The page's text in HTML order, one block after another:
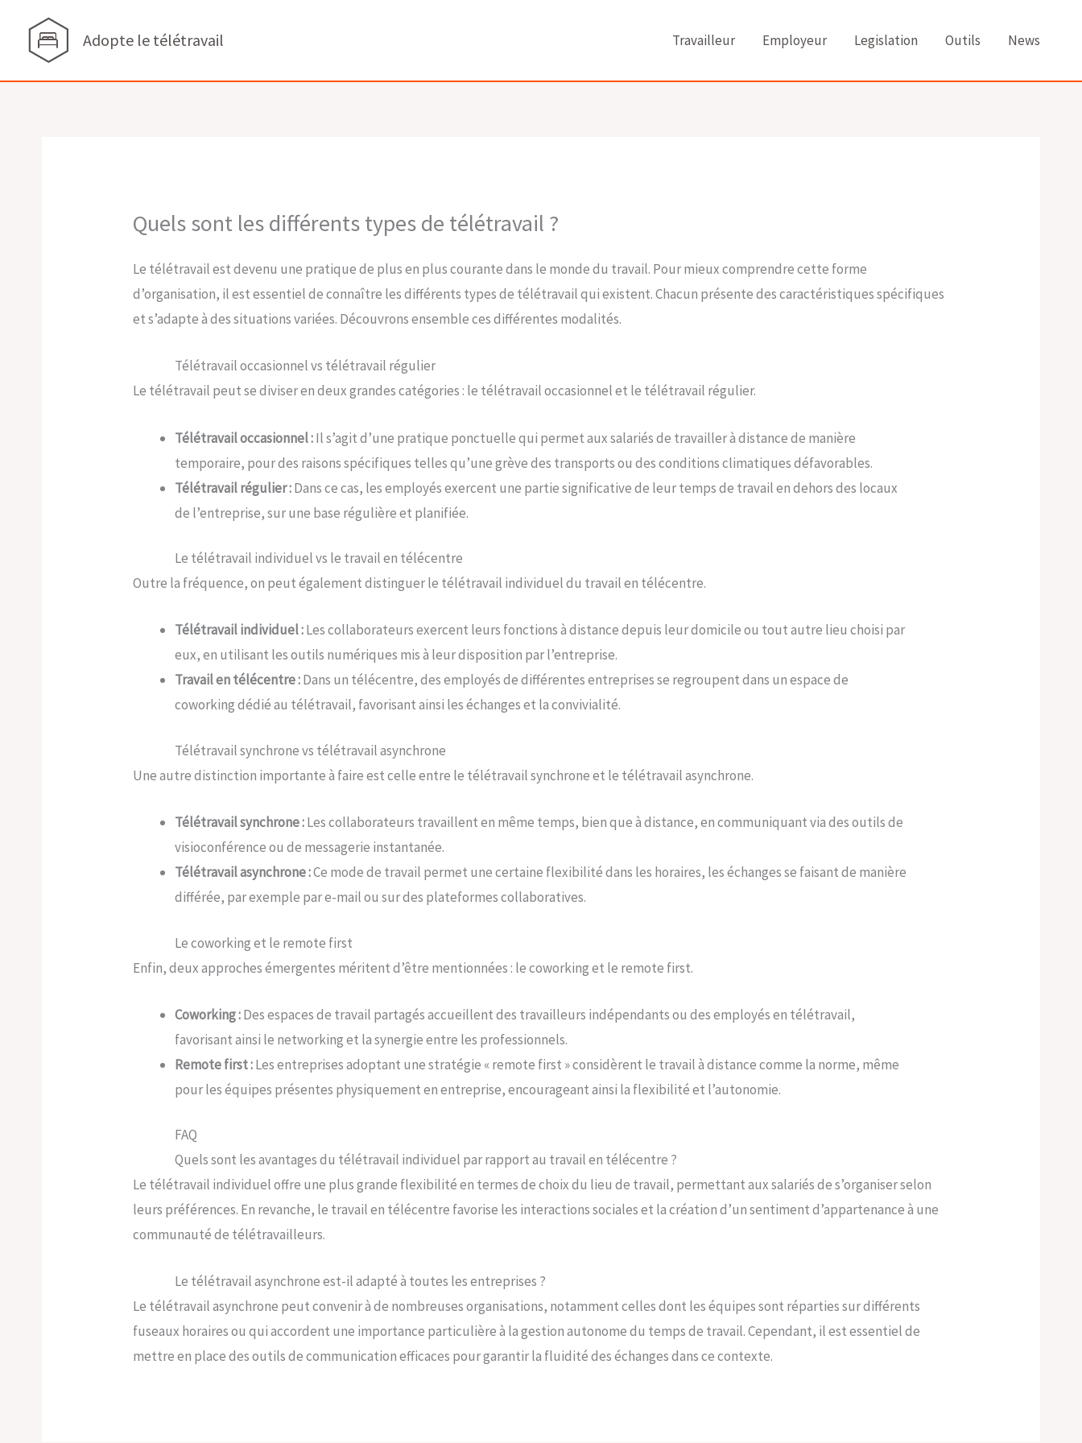
contenu
Adopte le télétravail Travailleur Employeur Legislation Outils News
Quels sont les différents types de télétravail ?
Le télétravail est devenu une pratique de plus en plus courante dans le monde du travail. Pour mieux comprendre cette forme
d’organisation, il est essentiel de connaître les différents types de télétravail qui existent. Chacun présente des caractéristiques spécifiques
et s’adapte à des situations variées. Découvrons ensemble ces différentes modalités.
Télétravail occasionnel vs télétravail régulier
Le télétravail peut se diviser en deux grandes catégories : le télétravail occasionnel et le télétravail régulier.
Télétravail occasionnel :Il s’agit d’une pratique ponctuelle qui permet aux salariés de travailler à distance de manière
temporaire, pour des raisons spécifiques telles qu’une grève des transports ou des conditions climatiques défavorables.
Télétravail régulier :Dans ce cas, les employés exercent une partie significative de leur temps de travail en dehors des locaux
de l’entreprise, sur une base régulière et planifiée.
Le télétravail individuel vs le travail en télécentre
Outre la fréquence, on peut également distinguer le télétravail individuel du travail en télécentre.
Télétravail individuel :Les collaborateurs exercent leurs fonctions à distance depuis leur domicile ou tout autre lieu choisi par
eux, en utilisant les outils numériques mis à leur disposition par l’entreprise.
Travail en télécentre :Dans un télécentre, des employés de différentes entreprises se regroupent dans un espace de
coworking dédié au télétravail, favorisant ainsi les échanges et la convivialité.
Télétravail synchrone vs télétravail asynchrone
Une autre distinction importante à faire est celle entre le télétravail synchrone et le télétravail asynchrone.
Télétravail synchrone :Les collaborateurs travaillent en même temps, bien que à distance, en communiquant via des outils de
visioconférence ou de messagerie instantanée.
Télétravail asynchrone :Ce mode de travail permet une certaine flexibilité dans les horaires, les échanges se faisant de manière
différée, par exemple par e-mail ou sur des plateformes collaboratives.
Le coworking et le remote first
Enfin, deux approches émergentes méritent d’être mentionnées : le coworking et le remote first.
Coworking :Des espaces de travail partagés accueillent des travailleurs indépendants ou des employés en télétravail,
favorisant ainsi le networking et la synergie entre les professionnels.
Remote first :Les entreprises adoptant une stratégie « remote first » considèrent le travail à distance comme la norme, même
pour les équipes présentes physiquement en entreprise, encourageant ainsi la flexibilité et l’autonomie.
FAQ
Quels sont les avantages du télétravail individuel par rapport au travail en télécentre ?
Le télétravail individuel offre une plus grande flexibilité en termes de choix du lieu de travail, permettant aux salariés de s’organiser selon
leurs préférences. En revanche, le travail en télécentre favorise les interactions sociales et la création d’un sentiment d’appartenance à une
communauté de télétravailleurs.
Le télétravail asynchrone est-il adapté à toutes les entreprises ?
Le télétravail asynchrone peut convenir à de nombreuses organisations, notamment celles dont les équipes sont réparties sur différents
fuseaux horaires ou qui accordent une importance particulière à la gestion autonome du temps de travail. Cependant, il est essentiel de
mettre en place des outils de communication efficaces pour garantir la fluidité des échanges dans ce contexte.